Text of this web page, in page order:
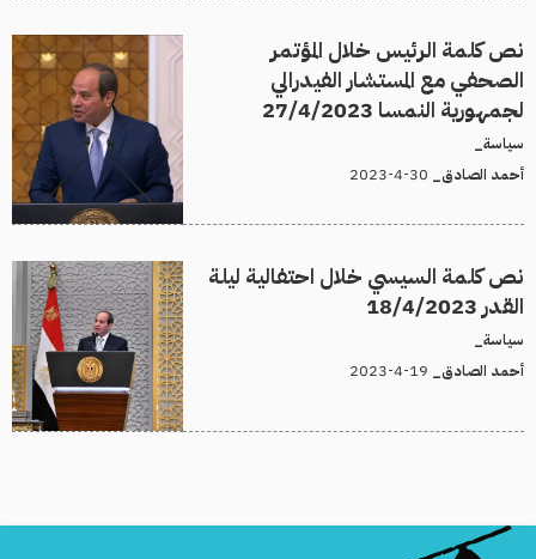
نص كلمة الرئيس خلال المؤتمر
الصحفي مع المستشار الفيدرالي
لجمهورية النمسا 27/4/2023
سياسة_
أحمد الصادق_
نص كلمة السيسي خلال احتفالية ليلة
القدر 18/4/2023
سياسة_
أحمد الصادق_